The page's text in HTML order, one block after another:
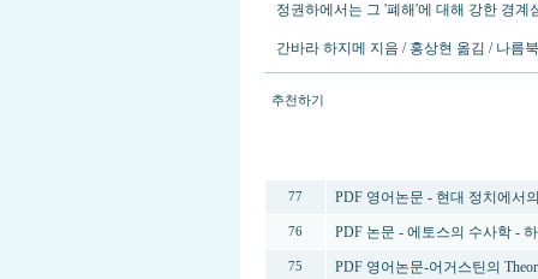
정권하에서는 그 '폐해'에 대해 강한 경
간바라 하지메 지음 / 홍상현 옮김 / 나름
추천하기
77 PDF 영어논문 - 현대 정치에서
76 PDF 논문 - 에토스의 수사학 -
75 PDF 영어논문-어거스틴의